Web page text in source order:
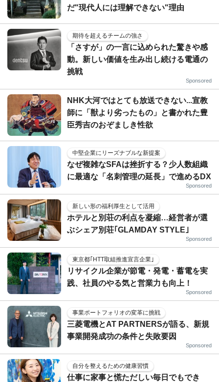
だ"現代人には理解できない"理由
期待を超えるチームの強さ
「さすが」の一言に込められた驚きや感
動。新しい価値を生み出し続ける電通の
挑戦
Sponsored
NHK大河ではとても放送できない...宣教
師に「獣より劣ったもの」と書かれた豊
臣秀吉のおぞましき性欲
中堅企業にリーズナブルな新提案
なぜ複雑なSFAは挫折する？少人数組織
に最適な「名刺管理の延長」で進めるDX
Sponsored
新しい形の福利厚生として活用
ホテルと別荘の利点を凝縮…経営者が選
ぶシェア別荘｢GLAMDAY STYLE｣
Sponsored
東京都｢HTT取組推進宣言企業｣
リサイクル企業が節電・発電・蓄電を実
践、社員のやる気と営業力も向上！
Sponsored
事業ポートフォリオの変革に挑戦
三菱電機とAT PARTNERSが語る、新規
事業開発成功の条件と失敗要因
Sponsored
自分を整えるための健康習慣
仕事に家事と慌ただしい毎日でもでき